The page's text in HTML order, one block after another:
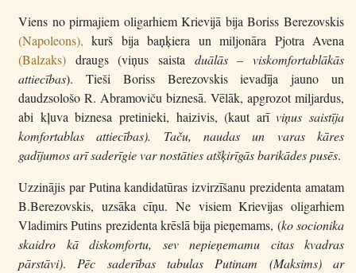
Viens no pirmajiem oligarhiem Krievijā bija Boriss Berezovskis
(Napoleons), kurš bija baņķiera un miljonāra Pjotra Avena
(Balzaks) draugs (viņus saista duālās – viskomfortablākās
attiecības). Tieši Boriss Berezovskis ievadīja jauno un
daudzsološo R. Abramoviču biznesā. Vēlāk, apgrozot miljardus,
abi kļuva biznesa pretinieki, haizivis, (kaut arīviņus saistīja
komfortablas attiecības). Taču, naudas un varas kāres
gadījumos arī saderīgie var nostāties atšķirīgās barikādes pusēs.
Uzzinājis par Putina kandidatūras izvirzīšanu prezidenta amatam
B.Berezovskis, uzsāka cīņu. Ne visiem Krievijas oligarhiem
Vladimirs Putins prezidenta krēslā bija pieņemams, (ko socionika
skaidro kā diskomfortu, sev nepieņemamu citas kvadras
pārstāvi).Pēc saderības tabulas Putinam (Maksims) ar